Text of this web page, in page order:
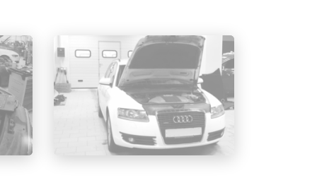
замена одной цепи, натяжителя и
Менять весь комплект следует